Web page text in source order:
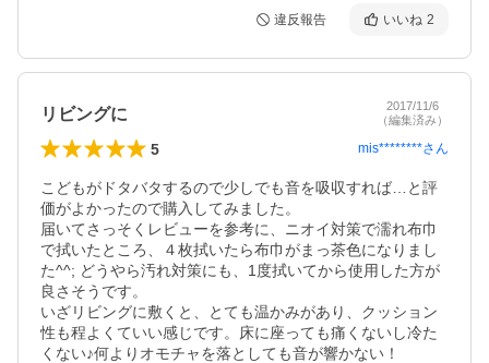
違反報告 いいね 2
リビングに
2017/11/6
（編集済み）
5 mis********さん
こどもがドタバタするので少しでも音を吸収すれば…と評
価がよかったので購入してみました。
届いてさっそくレビューを参考に、ニオイ対策で濡れ布巾
で拭いたところ、４枚拭いたら布巾がまっ茶色になりまし
た^^; どうやら汚れ対策にも、1度拭いてから使用した方が
良さそうです。
いざリビングに敷くと、とても温かみがあり、クッション
性も程よくていい感じです。床に座っても痛くないし冷た
くない♪何よりオモチャを落としても音が響かない！